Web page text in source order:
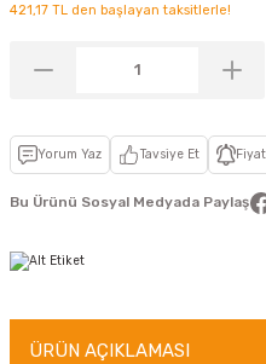
421,17 TL den başlayan taksitlerle!
Yorum Yaz Tavsiye Et
Bu Ürünü Sosyal Medyada Paylaş
ÜRÜN AÇIKLAMASI